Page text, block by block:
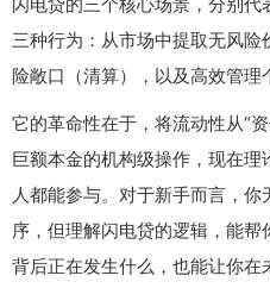
三种行为：从市场中提取无风
险敞口（清算），以及高效管理
它的革命性在于，将流动性从“
巨额本金的机构级操作，现在
人都能参与。对于新手而言，
序，但理解闪电贷的逻辑，能
背后正在发生什么，也能让你